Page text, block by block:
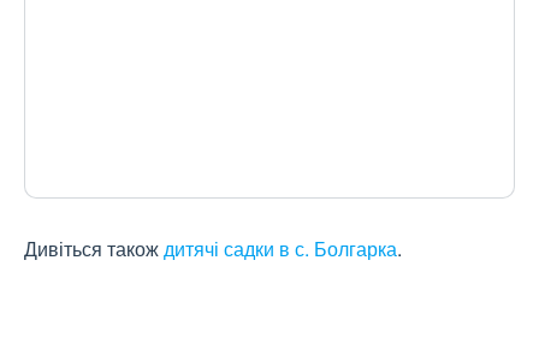
Дивіться такождитячі садки в с. Болгарка.